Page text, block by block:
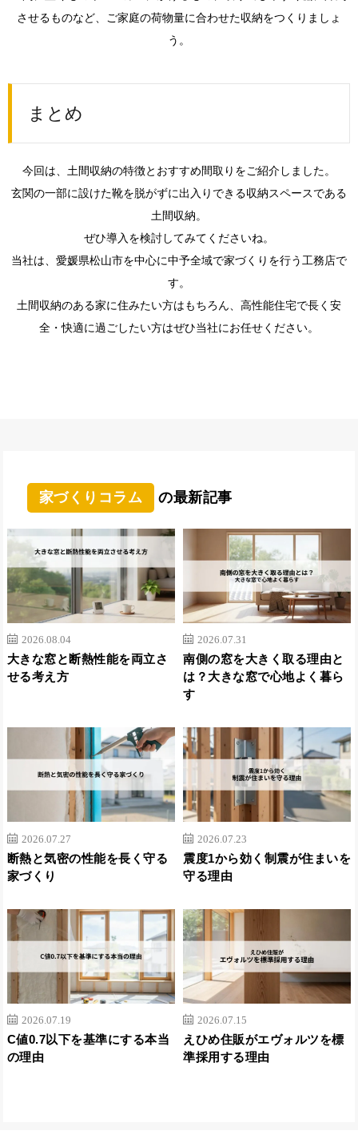
させるものなど、ご家庭の荷物量に合わせた収納をつくりましょ
う。
まとめ
今回は、土間収納の特徴とおすすめ間取りをご紹介しました。
玄関の一部に設けた靴を脱がずに出入りできる収納スペースである
土間収納。
ぜひ導入を検討してみてくださいね。
当社は、愛媛県松山市を中心に中予全域で家づくりを行う工務店で
す。
土間収納のある家に住みたい方はもちろん、高性能住宅で長く安
全・快適に過ごしたい方はぜひ当社にお任せください。
家づくりコラム の最新記事
2026.08.04
大きな窓と断熱性能を両立さ
せる考え方
2026.07.31
南側の窓を大きく取る理由と
は？大きな窓で心地よく暮ら
す
2026.07.27
断熱と気密の性能を長く守る
家づくり
2026.07.23
震度1から効く制震が住まいを
守る理由
2026.07.19
C値0.7以下を基準にする本当
の理由
2026.07.15
えひめ住販がエヴォルツを標
準採用する理由